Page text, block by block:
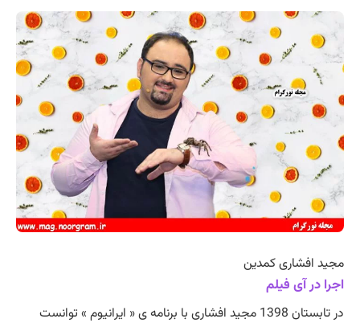
مجید افشاری کمدین
اجرا در آی فیلم
در تابستان 1398 مجید افشاری با برنامه ی « ایرانیوم » توانست